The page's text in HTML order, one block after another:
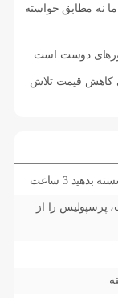
نه مطابق خواسته
دوست است
کاهش قیمت تلاش
بدهید 3 ساعت
پرسپولیس را از